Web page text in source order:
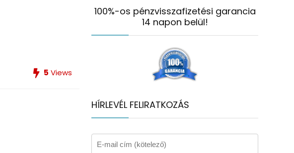
5 Views
100%-os pénzvisszafizetési garancia
14 napon belül!
HÍRLEVÉL FELIRATKOZÁS